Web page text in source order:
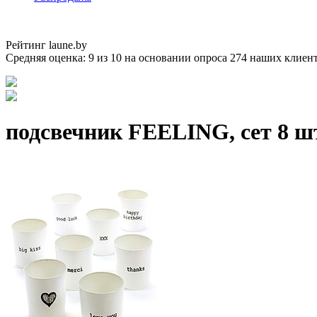
Рейтинг laune.by
Средняя оценка: 9 из 10 на основании опроса 274 наших
подсвечник FEELING, сет 8